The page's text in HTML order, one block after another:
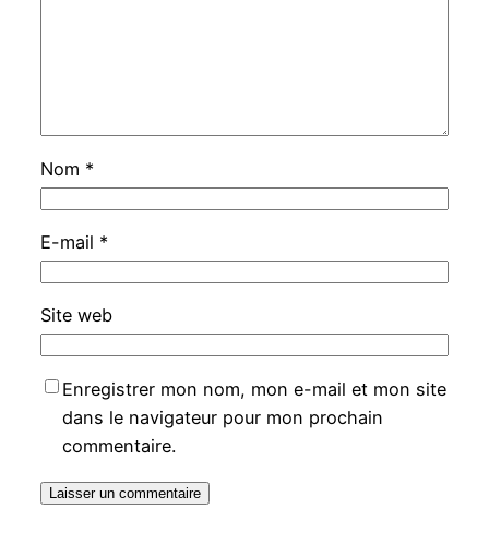
Nom *
E-mail *
Site web
Enregistrer mon nom, mon e-mail et mon site
dans le navigateur pour mon prochain
commentaire.